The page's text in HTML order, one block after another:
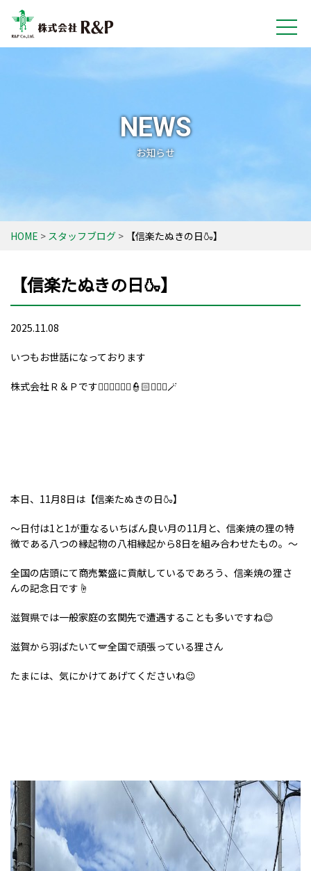
NEWS
お知らせ
HOME スタッフブログ 【信楽たぬきの日🍶】
【信楽たぬきの日🍶】
2025.11.08
いつもお世話になっております
株式会社Ｒ＆Ｐです👮🏻‍♂️👮🏻‍♀️👮🏻👮🏼‍♂️🪄
本日、11月8日は【信楽たぬきの日🍶】
〜日付は1と1が重なるいちばん良い月の11月と、信楽焼の狸の特
徴である八つの縁起物の八相縁起から8日を組み合わせたもの。〜
全国の店頭にて商売繁盛に貢献しているであろう、信楽焼の狸さ
んの記念日です☝️
滋賀県では一般家庭の玄関先で遭遇することも多いですね😊
滋賀から羽ばたいて🪽全国で頑張っている狸さん
たまには、気にかけてあげてくださいね😉